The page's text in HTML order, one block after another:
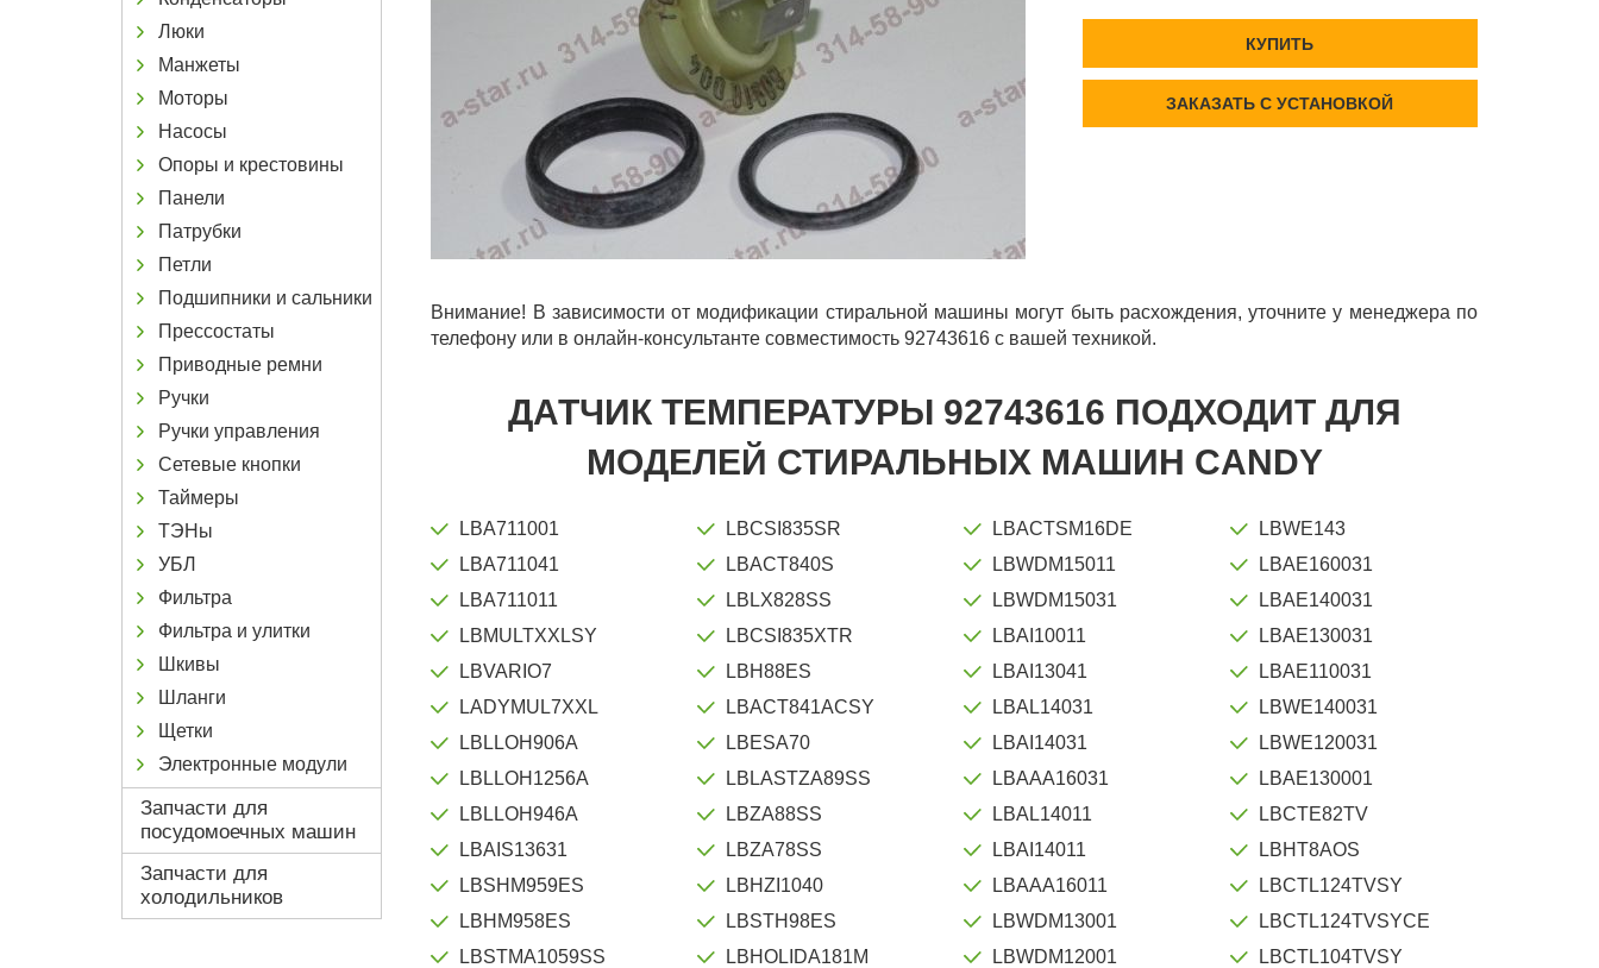
Люки
Манжеты
Моторы
Насосы
Опоры и крестовины
Панели
Патрубки
Петли
Подшипники и сальники
Прессостаты
Приводные ремни
Ручки
Ручки управления
Сетевые кнопки
Таймеры
ТЭНы
УБЛ
Фильтра
Фильтра и улитки
Шкивы
Шланги
Щетки
Электронные модули
Запчасти для
посудомоечных машин
Запчасти для
холодильников
КУПИТЬ
ЗАКАЗАТЬ С УСТАНОВКОЙ
Внимание! В зависимости от модификации стиральной машины могут быть расхождения, уточните у менеджера по
телефону или в онлайн-консультанте совместимость 92743616 с вашей техникой.
ДАТЧИК ТЕМПЕРАТУРЫ 92743616 ПОДХОДИТ ДЛЯ
МОДЕЛЕЙ СТИРАЛЬНЫХ МАШИН CANDY
LBA711001
LBA711041
LBA711011
LBMULTXXLSY
LBVARIO7
LADYMUL7XXL
LBLLOH906A
LBLLOH1256A
LBLLOH946A
LBAIS13631
LBSHM959ES
LBHM958ES
LBSTMA1059SS
LBCSI835SR
LBACT840S
LBLX828SS
LBCSI835XTR
LBH88ES
LBACT841ACSY
LBESA70
LBLASTZA89SS
LBZA88SS
LBZA78SS
LBHZI1040
LBSTH98ES
LBHOLIDA181M
LBACTSM16DE
LBWDM15011
LBWDM15031
LBAI10011
LBAI13041
LBAL14031
LBAI14031
LBAAA16031
LBAL14011
LBAI14011
LBAAA16011
LBWDM13001
LBWDM12001
LBWE143
LBAE160031
LBAE140031
LBAE130031
LBAE110031
LBWE140031
LBWE120031
LBAE130001
LBCTE82TV
LBHT8AOS
LBCTL124TVSY
LBCTL124TVSYCE
LBCTL104TVSY